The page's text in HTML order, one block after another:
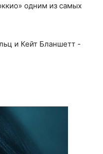
одним из самых
и Кейт Бланшетт -